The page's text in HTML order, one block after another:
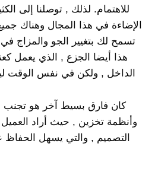
للاهتمام. لذلك , توصلنا إلى
الإضاءة في هذا المجال وهناك
تسمح لك بتغيير الجو والمزاج
هذا أيضا الجزع , الذي يعمل
الداخل , ولكن في نفس الوقت
كان فارق بسيط آخر هو تجنب
وأنظمة تخزين , حيث أراد
التصميم , والتي يسهل